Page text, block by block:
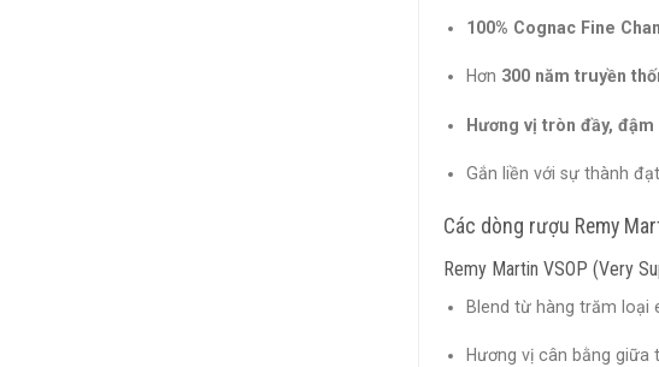
100% Cognac Fine
Hơn 300 năm truyền
Hương vị tròn đầy,
Gắn liền với sự thành
Các dòng rượu Remy
Remy Martin VSOP (Very
Blend từ hàng trăm loại
Hương vị cân bằng giữa